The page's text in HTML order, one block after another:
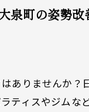
泉町の姿勢
ありませんか
ティスやジム